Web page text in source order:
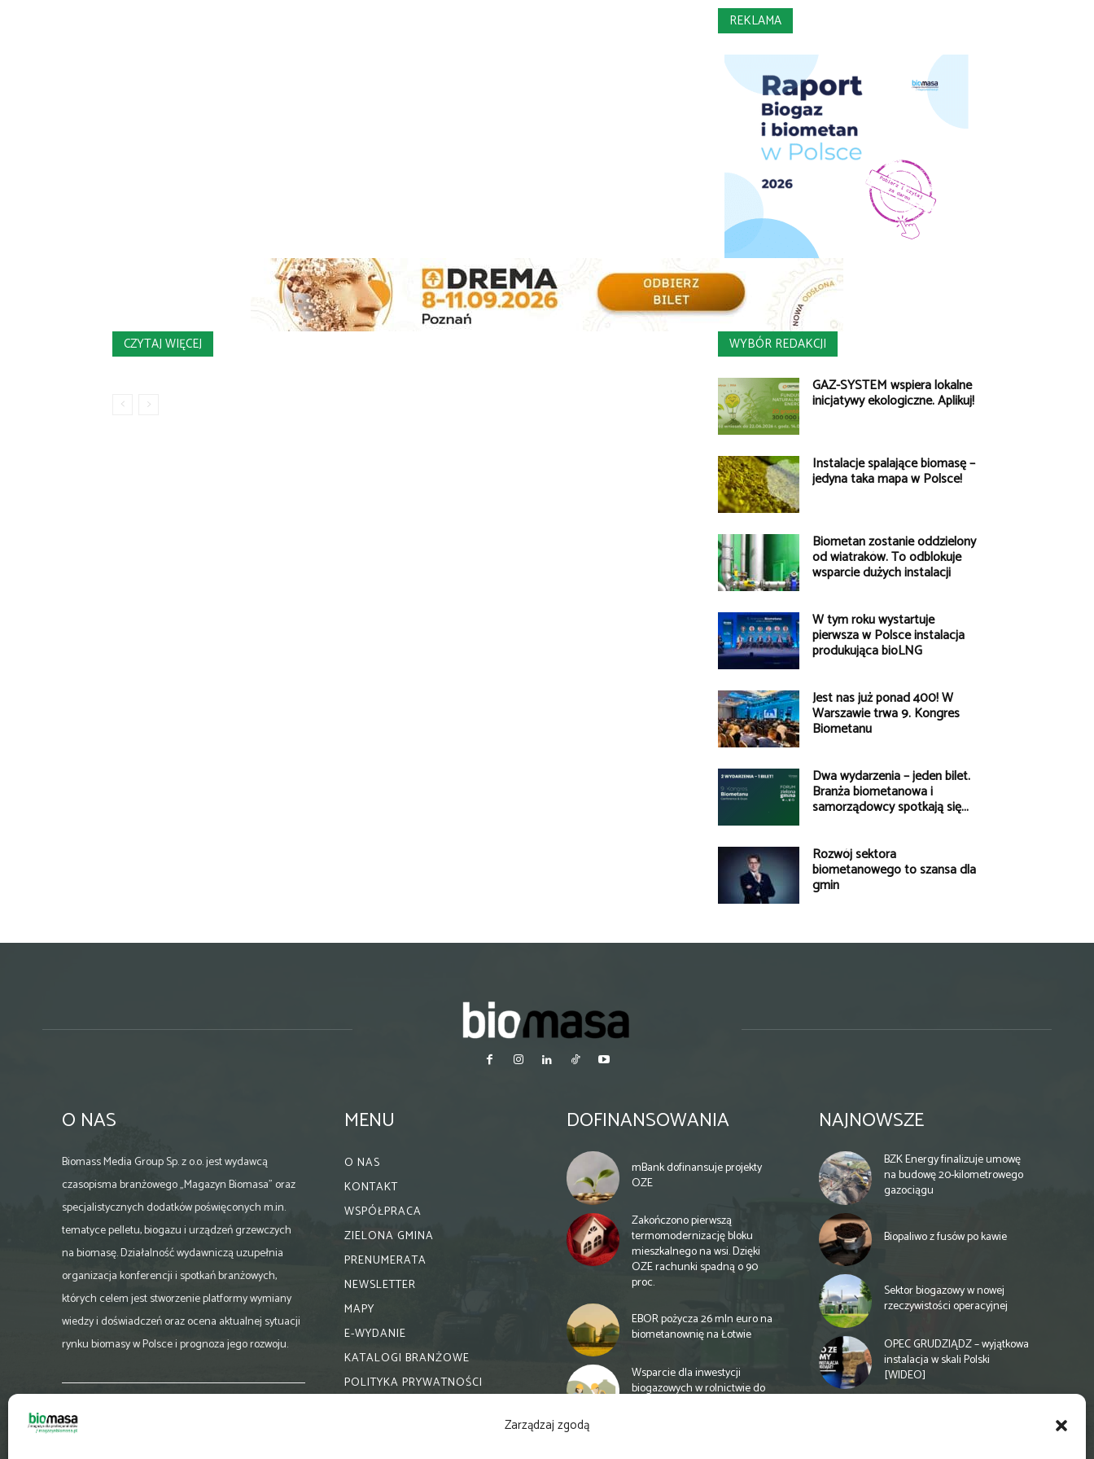
Zarządzaj zgodą
REKLAMA
CZYTAJ WIĘCEJ WYBÓR REDAKCJI
GAZ-SYSTEM wspiera lokalne
inicjatywy ekologiczne. Aplikuj!
Instalacje spalające biomasę –
jedyna taka mapa w Polsce!
Biometan zostanie oddzielony
od wiatraków. To odblokuje
wsparcie dużych instalacji
W tym roku wystartuje
pierwsza w Polsce instalacja
produkująca bioLNG
Jest nas już ponad 400! W
Warszawie trwa 9. Kongres
Biometanu
Dwa wydarzenia – jeden bilet.
Branża biometanowa i
samorządowcy spotkają się...
Rozwój sektora
biometanowego to szansa dla
gmin
O NAS
Biomass Media Group Sp. z o.o. jest wydawcą
czasopisma branżowego „Magazyn Biomasa” oraz
specjalistycznych dodatków poświęconych m.in.
tematyce pelletu, biogazu i urządzeń grzewczych
na biomasę. Działalność wydawniczą uzupełnia
organizacja konferencji i spotkań branżowych,
których celem jest stworzenie platformy wymiany
wiedzy i doświadczeń oraz ocena aktualnej sytuacji
rynku biomasy w Polsce i prognoza jego rozwoju.
biuro@magazynbiomasa.pl
MENU
O NAS
KONTAKT
WSPÓŁPRACA
ZIELONA GMINA
PRENUMERATA
NEWSLETTER
MAPY
E-WYDANIE
KATALOGI BRANŻOWE
POLITYKA PRYWATNOŚCI
DOFINANSOWANIA
mBank dofinansuje projekty
OZE
Zakończono pierwszą
termomodernizację bloku
mieszkalnego na wsi. Dzięki
OZE rachunki spadną o 90
proc.
EBOR pożycza 26 mln euro na
biometanownię na Łotwie
Wsparcie dla inwestycji
biogazowych w rolnictwie do
NAJNOWSZE
BZK Energy finalizuje umowę
na budowę 20-kilometrowego
gazociągu
Biopaliwo z fusów po kawie
Sektor biogazowy w nowej
rzeczywistości operacyjnej
OPEC GRUDZIĄDZ – wyjątkowa
instalacja w skali Polski
[WIDEO]